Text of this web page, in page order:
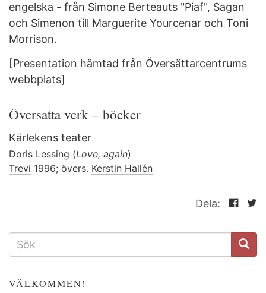
engelska - från Simone Berteauts "Piaf", Sagan
och Simenon till Marguerite Yourcenar och Toni
Morrison.
[Presentation hämtad från Översättarcentrums
webbplats]
Översatta verk – böcker
Kärlekens teater
Doris Lessing (Love, again)
Trevi 1996; övers. Kerstin Hallén
Dela:
SÖKFORMULÄR
VÄLKOMMEN!